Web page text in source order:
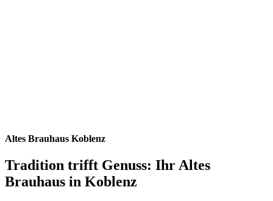
Altes Brauhaus Koblenz
Tradition trifft Genuss: Ihr Altes
Brauhaus in Koblenz